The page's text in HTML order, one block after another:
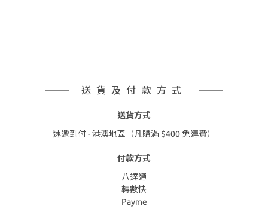
送貨及付款方式
送貨方式
速遞到付 - 港澳地區（凡購滿 $400 免運費）
付款方式
八達通
轉數快
Payme